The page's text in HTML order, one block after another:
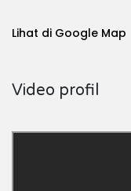
Lihat di Google Map
Video profil